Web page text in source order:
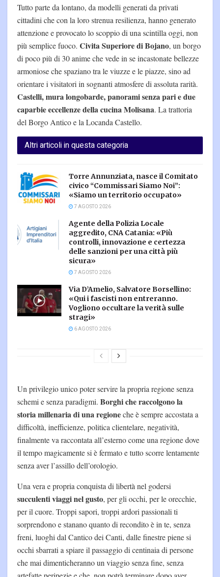
Tutto parte da lontano, da modelli generati da privati
cittadini che con la loro strenua resilienza, hanno generato
attenzione e provocato lo scoppio di una scintilla oggi, non
più semplice fuoco. Civita Superiore di Bojano, un borgo
di poco più di 30 anime che vede in se incastonate bellezze
armoniose che spaziano tra le viuzze e le piazze, sino ad
orientare i visitatori in sognanti atmosfere di assoluta rarità.
Castelli, mura longobarde, panorami senza pari e due
caparbie eccellenze della cucina Molisana. La trattoria
del Borgo Antico e la Locanda Castello.
Altri articoli in questa categoria
Torre Annunziata, nasce il Comitato
civico “Commissari Siamo Noi”:
«Siamo un territorio occupato»
7 AGOSTO 2026
Agente della Polizia Locale
aggredito, CNA Catania: «Più
controlli, innovazione e certezza
delle sanzioni per una città più
sicura»
7 AGOSTO 2026
Via D’Amelio, Salvatore Borsellino:
«Qui i fascisti non entreranno.
Vogliono occultare la verità sulle
stragi»
6 AGOSTO 2026
Un privilegio unico poter servire la propria regione senza
schemi e senza paradigmi. Borghi che raccolgono la
storia millenaria di una regioneche è sempre accostata a
difficoltà, inefficienze, politica clientelare, negatività,
finalmente va raccontata all’esterno come una regione dove
il tempo magicamente si è fermato e tutto scorre lentamente
senza aver l’assillo dell’orologio.
Una vera e propria conquista di libertà nel godersi
succulenti viaggi nel gusto, per gli occhi, per le orecchie,
per il cuore. Troppi sapori, troppi ardori passionali ti
sorprendono e stanano quanto di recondito è in te, senza
freni, luoghi dal Cantico dei Canti, dalle finestre piene si
occhi sbarrati a spiare il passaggio di centinaia di persone
che mai dimenticheranno un viaggio senza fine, senza